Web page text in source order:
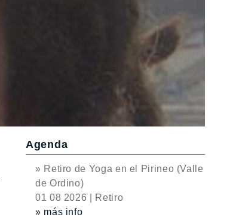
Agenda
» Retiro de Yoga en el Pirineo (Valle
de Ordino)
01 08 2026 | Retiro
» más info